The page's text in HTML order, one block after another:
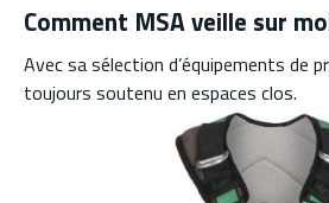
Comment MSA veille sur
Avec sa sélection d’équipements de
toujours soutenu en espaces clos.